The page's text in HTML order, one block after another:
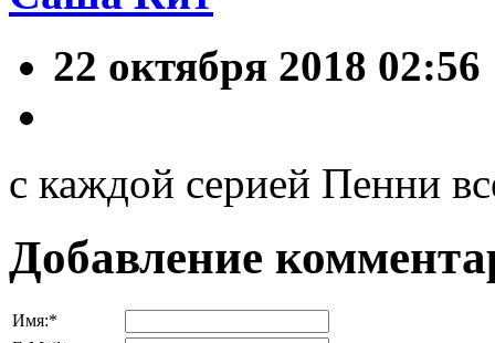
22 октября 2018 02:56
с каждой серией Пенни
Добавление
Имя:*